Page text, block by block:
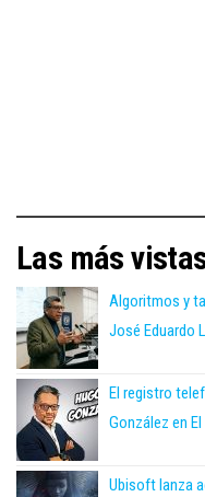
Las más
Algoritmos y
José Eduardo
El registro
González en El
Ubisoft lanza